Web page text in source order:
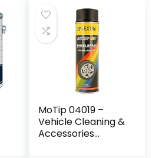
MoTip 04019 –
Vehicle Cleaning &
Accessories